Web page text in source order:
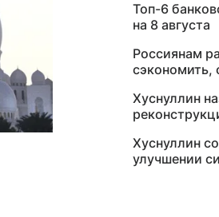
Топ-6
на 8 августа
Россиянам
сэкономить,
Хуснуллин
Хуснуллин
улучшении